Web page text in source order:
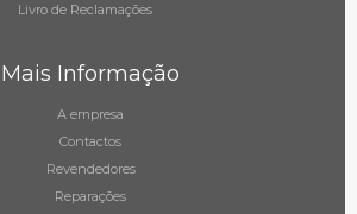
Livro de Reclamações
Mais Informação
A empresa
Contactos
Revendedores
Reparações